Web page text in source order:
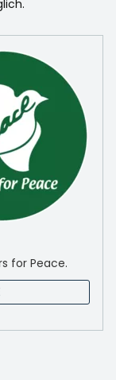
for Peace.